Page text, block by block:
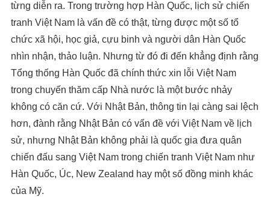
từng diễn ra. Trong trường hợp Hàn Quốc, lịch sử chiến
tranh Việt Nam là vấn đề có thật, từng được một số tổ
chức xã hội, học giả, cựu binh và người dân Hàn Quốc
nhìn nhận, thảo luận. Nhưng từ đó đi đến khẳng định rằng
Tổng thống Hàn Quốc đã chính thức xin lỗi Việt Nam
trong chuyến thăm cấp Nhà nước là một bước nhảy
không có căn cứ. Với Nhật Bản, thông tin lại càng sai lệch
hơn, đành rằng Nhật Bản có vấn đề với Việt Nam về lịch
sử, nhưng Nhật Bản không phải là quốc gia đưa quân
chiến đấu sang Việt Nam trong chiến tranh Việt Nam như
Hàn Quốc, Úc, New Zealand hay một số đồng minh khác
của Mỹ.